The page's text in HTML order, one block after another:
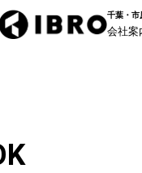
千葉・市
会社案